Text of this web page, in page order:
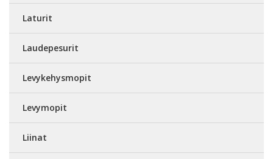
Laturit
Laudepesurit
Levykehysmopit
Levymopit
Liinat